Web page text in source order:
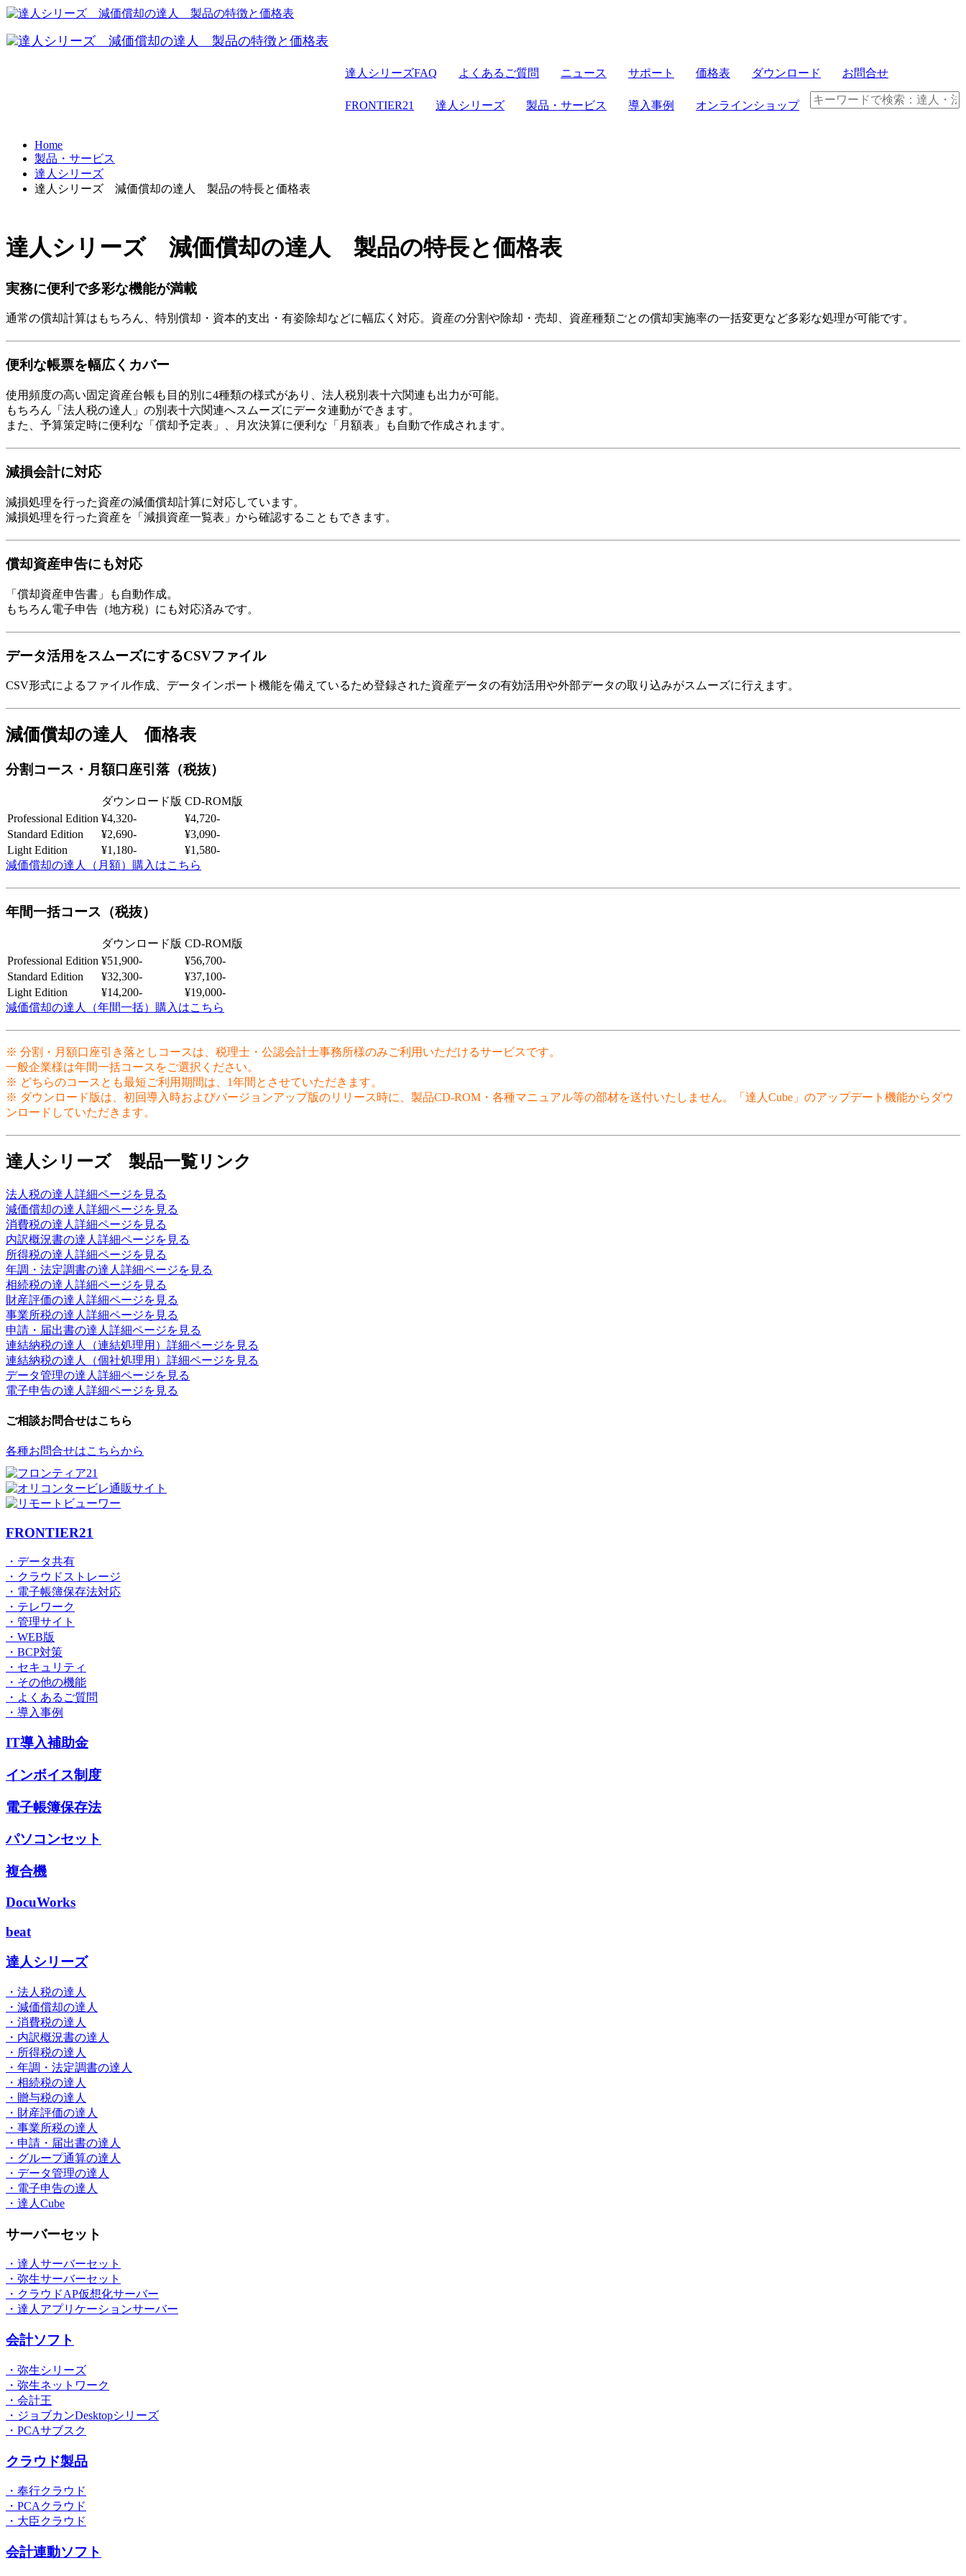
達人シリーズFAQ よくあるご質問
FRONTIER21
ニュース サポート 価格表 ダウンロード お問合せ
FRONTIER21 達人シリーズ 製品・サービス
FRONTIER21
導入事例 オンラインショップ
Home
製品・サービス
達人シリーズ
達人シリーズ 減価償却の達人 製品の特長と価格表
達人シリーズ 減価償却の達人 製品の特長と価格表
実務に便利で多彩な機能が満載
通常の償却計算はもちろん、特別償却・資本的支出・有姿除却などに幅広く対応。資産の分割や除却・売却、資産種類ごとの償却実施率の一括変更など多彩な処理が可能です。
便利な帳票を幅広くカバー
使用頻度の高い固定資産台帳も目的別に4種類の様式があり、法人税別表十六関連も出力が可能。
もちろん「法人税の達人」の別表十六関連へスムーズにデータ連動ができます。
また、予算策定時に便利な「償却予定表」、月次決算に便利な「月額表」も自動で作成されます。
減損会計に対応
減損処理を行った資産の減価償却計算に対応しています。
減損処理を行った資産を「減損資産一覧表」から確認することもできます。
償却資産申告にも対応
「償却資産申告書」も自動作成。
もちろん電子申告（地方税）にも対応済みです。
データ活用をスムーズにするCSVファイル
CSV形式によるファイル作成、データインポート機能を備えているため登録された資産データの有効活用や外部データの取り込みがスムーズに行えます。
減価償却の達人 価格表
分割コース・月額口座引落（税抜）
ダウンロード版 CD-ROM版
Professional Edition ¥4,320-
¥4,720-
Standard Edition
¥2,690-
¥3,090-
Light Edition
¥1,180-
¥1,580-
減価償却の達人（月額）購入はこちら
年間一括コース（税抜）
ダウンロード版 CD-ROM版
Professional Edition ¥51,900-
¥56,700-
Standard Edition
¥32,300-
¥37,100-
Light Edition
¥14,200-
¥19,000-
減価償却の達人（年間一括）購入はこちら
※ 分割・月額口座引き落としコースは、税理士・公認会計士事務所様のみご利用いただけるサービスです。
一般企業様は年間一括コースをご選択ください。
※ どちらのコースとも最短ご利用期間は、1年間とさせていただきます。
※ ダウンロード版は、初回導入時およびバージョンアップ版のリリース時に、製品CD-ROM・各種マニュアル等の部材を送付いたしません。「達人Cube」のアップデート機能からダウ
ンロードしていただきます。
達人シリーズ 製品一覧リンク
法人税の達人詳細ページを見る
減価償却の達人詳細ページを見る
消費税の達人詳細ページを見る
内訳概況書の達人詳細ページを見る
所得税の達人詳細ページを見る
年調・法定調書の達人詳細ページを見る
相続税の達人詳細ページを見る
財産評価の達人詳細ページを見る
事業所税の達人詳細ページを見る
申請・届出書の達人詳細ページを見る
連結納税の達人（連結処理用）詳細ページを見る
連結納税の達人（個社処理用）詳細ページを見る
データ管理の達人詳細ページを見る
電子申告の達人詳細ページを見る
ご相談お問合せはこちら
各種お問合せはこちらから
FRONTIER21
・データ共有
・クラウドストレージ
・電子帳簿保存法対応
・テレワーク
・管理サイト
・WEB版
・BCP対策
・セキュリティ
・その他の機能
・よくあるご質問
・導入事例
IT導入補助金
インボイス制度
電子帳簿保存法
パソコンセット
複合機
DocuWorks
beat
達人シリーズ
・法人税の達人
・減価償却の達人
・消費税の達人
・内訳概況書の達人
・所得税の達人
・年調・法定調書の達人
・相続税の達人
・贈与税の達人
・財産評価の達人
・事業所税の達人
・申請・届出書の達人
・グループ通算の達人
・データ管理の達人
・電子申告の達人
・達人Cube
サーバーセット
・達人サーバーセット
・弥生サーバーセット
・クラウドAP仮想化サーバー
・達人アプリケーションサーバー
会計ソフト
・弥生シリーズ
・弥生ネットワーク
・会計王
・ジョブカンDesktopシリーズ
・PCAサブスク
クラウド製品
・奉行クラウド
・PCAクラウド
・大臣クラウド
会計連動ソフト